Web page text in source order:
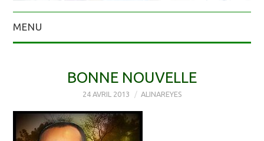
MENU
BONNE NOUVELLE
24 AVRIL 2013 ALINAREYES